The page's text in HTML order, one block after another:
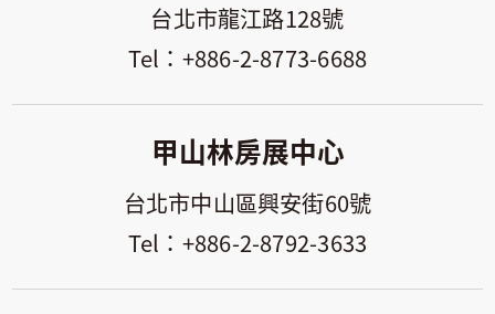
台北市龍江路128號
+886-2-8773-6688
甲山林房展中心
台北市中山區興安街60號
+886-2-8792-3633